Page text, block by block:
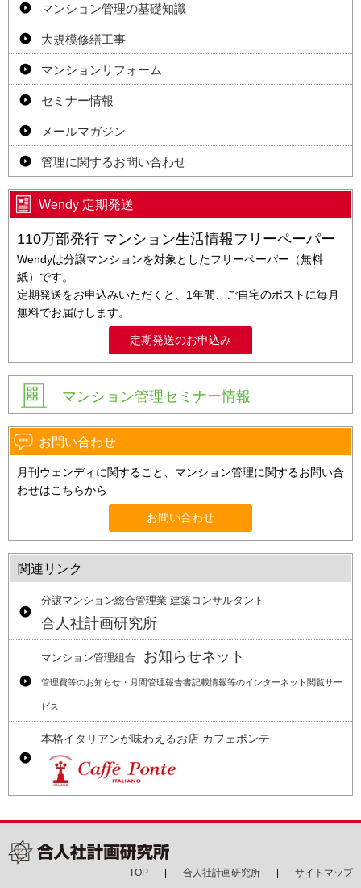
マンション管理の基礎知識
大規模修繕工事
マンションリフォーム
セミナー情報
メールマガジン
管理に関するお問い合わせ
Wendy 定期発送
110万部発行 マンション生活情報フリーペーパー
Wendyは分譲マンションを対象としたフリーペーパー（無料
紙）です。
定期発送をお申込みいただくと、1年間、ご自宅のポストに毎月
無料でお届けします。
定期発送のお申込み
マンション管理セミナー情報
お問い合わせ
月刊ウェンディに関すること、マンション管理に関するお問い合
わせはこちらから
お問い合わせ
関連リンク
分譲マンション総合管理業 建築コンサルタント
合人社計画研究所
マンション管理組合 お知らせネット
管理費等のお知らせ・月間管理報告書記載情報等のインターネット閲覧サー
ビス
本格イタリアンが味わえるお店 カフェポンテ
TOP 合人社計画研究所 サイトマップ